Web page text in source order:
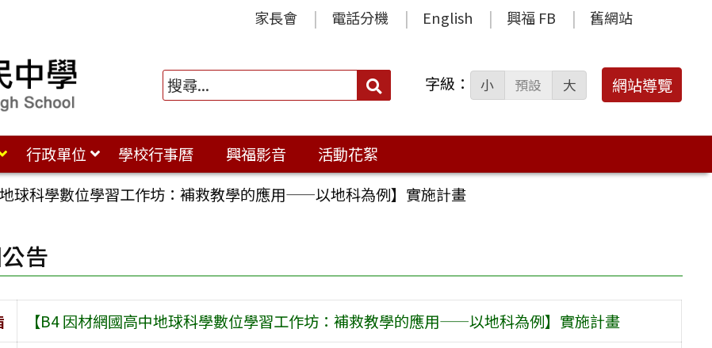
家長會 電話分機 English 興福 FB 舊網站
搜
字級： 小 預設 大 網站導覽
行政單位 學校行事曆 興福影音
活動花絮
地球科學數位學習工作坊：補救教學的應用——以地科為例】實施計畫
告
【B4 因材網國高中地球科學數位學習工作坊：補救教學的應用——以地科為例】實施計畫